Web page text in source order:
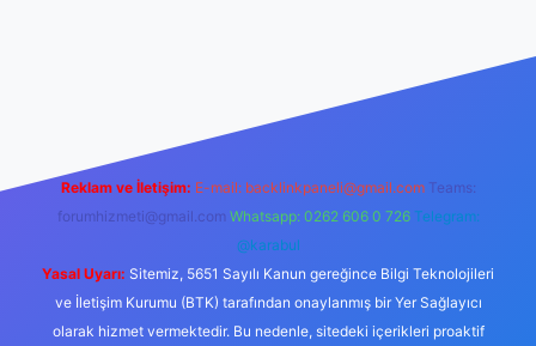
Reklam ve İletişim: E-mail: backlinkpaneli@gmail.com Teams:
forumhizmeti@gmail.com Whatsapp: 0262 606 0 726 Telegram:
@karabul
Yasal Uyarı: Sitemiz, 5651 Sayılı Kanun gereğince Bilgi Teknolojileri
ve İletişim Kurumu (BTK) tarafından onaylanmış bir Yer Sağlayıcı
olarak hizmet vermektedir. Bu nedenle, sitedeki içerikleri proaktif